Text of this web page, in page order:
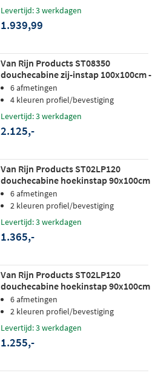
Levertijd: 3 werkdagen
1.939,99
Van Rijn Products ST08350
douchecabine zij-instap 100x100cm -
grijs rookglas - RVS
6 afmetingen
4 kleuren profiel/bevestiging
Levertijd: 3 werkdagen
2.125,-
Van Rijn Products ST02LP120
douchecabine hoekinstap 90x100cm
zwart
6 afmetingen
2 kleuren profiel/bevestiging
Levertijd: 3 werkdagen
1.365,-
Van Rijn Products ST02LP120
douchecabine hoekinstap 90x100cm
chroom
6 afmetingen
2 kleuren profiel/bevestiging
Levertijd: 3 werkdagen
1.255,-